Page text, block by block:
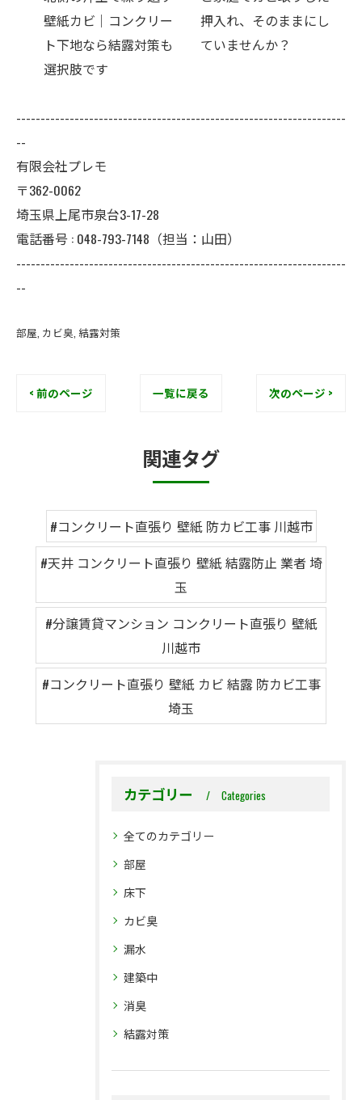
押入れ、そのままにし
ていませんか？
の臭い。壁紙を張替え
ないと解決できないこ
--------------------------------------------------------------------
--
有限会社プレモ
〒362-0062
埼玉県上尾市泉台3-17-28
電話番号 : 048-793-7148（担当：山田）
--------------------------------------------------------------------
--
部屋 カビ臭 結露対策
< 前のページ 一覧に戻る 次のページ >
関連タグ
#コンクリート直張り 壁紙 防カビ工事 川越市
#天井 コンクリート直張り 壁紙 結露防止 業者 埼
玉
#分譲賃貸マンション コンクリート直張り 壁紙
川越市
#コンクリート直張り 壁紙 カビ 結露 防カビ工事
埼玉
カテゴリー Categories
全てのカテゴリー
部屋
床下
カビ臭
漏水
建築中
消臭
結露対策